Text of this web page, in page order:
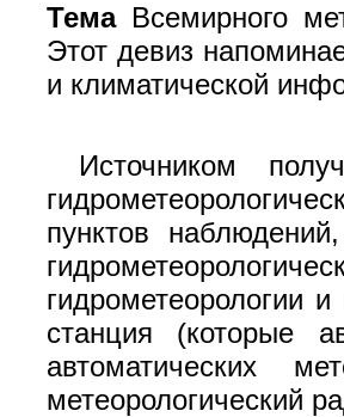
ТемаВсемирного
Этот девиз
и климатической
Источником
пунктов
гидрометеорологии
станция (которые
автоматических
метеорологический